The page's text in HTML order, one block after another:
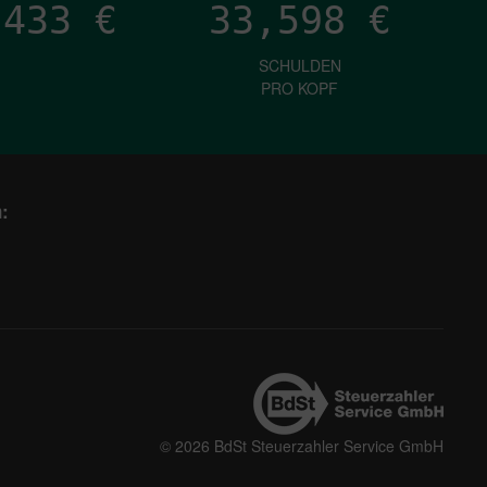
€ 33,598 €
SCHULDEN
PRO KOPF
© 2026 BdSt Steuerzahler Service GmbH